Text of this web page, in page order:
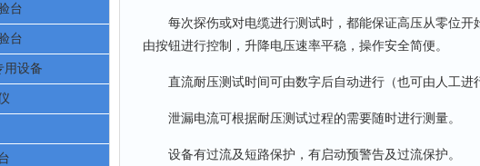
台
台
用设备
每次探伤或对电缆进行测试时，都能保证高压从零位开
由按钮进行控制，升降电压速率平稳，操作安全简便。
直流耐压测试时间可由数字后自动进行（也可由人工进
泄漏电流可根据耐压测试过程的需要随时进行测量。
设备有过流及短路保护，有启动预警告及过流保护。